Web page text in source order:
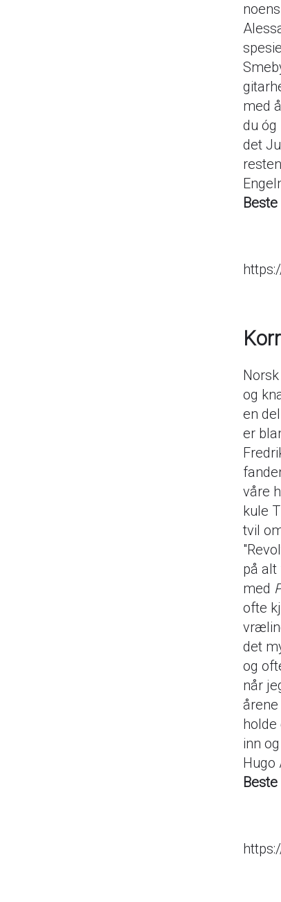
med
du óg
det
og
en
er
våre
kule
tvil
på alt
med
ofte
det
og
når
holde
inn
Hugo